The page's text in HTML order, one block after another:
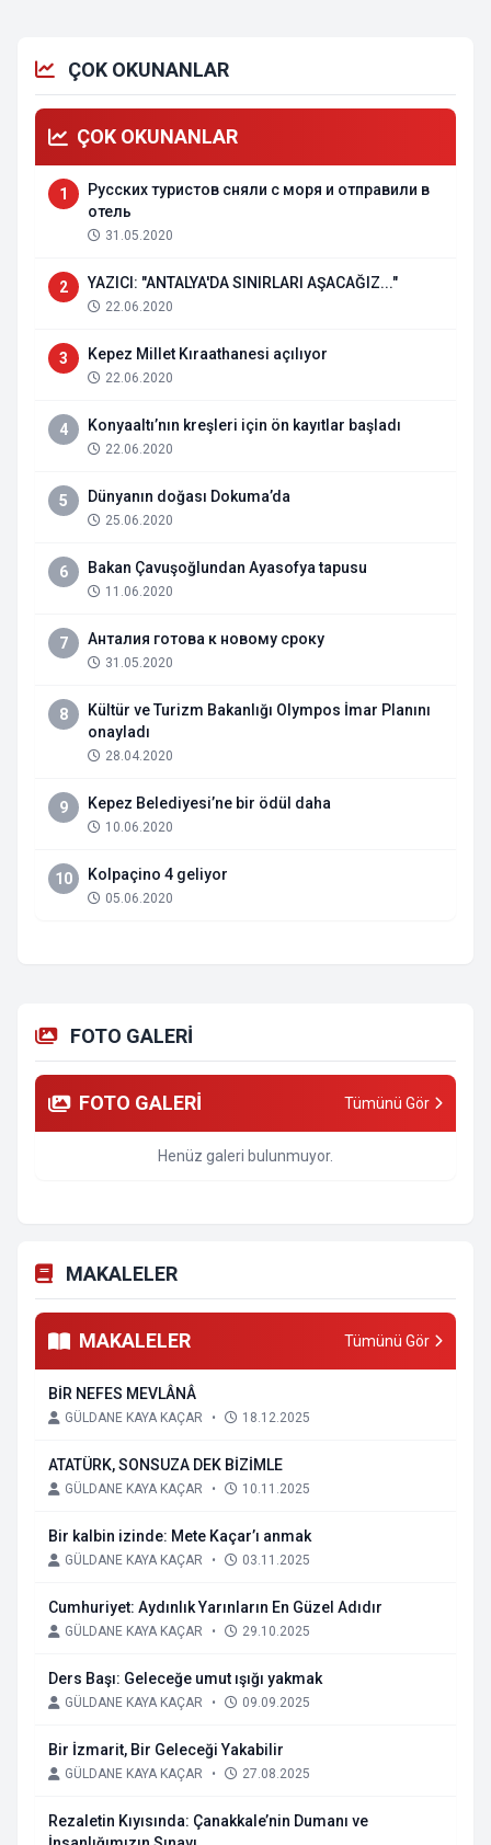
ÇOK OKUNANLAR
ÇOK OKUNANLAR
1
Русских туристов сняли с моря и отправили в
отель
31.05.2020
2 YAZICI: "ANTALYA'DA SINIRLARI AŞACAĞIZ..."
22.06.2020
3 Kepez Millet Kıraathanesi açılıyor
22.06.2020
4 Konyaaltı’nın kreşleri için ön kayıtlar başladı
22.06.2020
5 Dünyanın doğası Dokuma’da
25.06.2020
6 Bakan Çavuşoğlundan Ayasofya tapusu
11.06.2020
7 Анталия готова к новому сроку
31.05.2020
8
Kültür ve Turizm Bakanlığı Olympos İmar Planını
onayladı
28.04.2020
9 Kepez Belediyesi’ne bir ödül daha
10.06.2020
10 Kolpaçino 4 geliyor
05.06.2020
FOTO GALERİ
FOTO GALERİ Tümünü Gör
Henüz galeri bulunmuyor.
MAKALELER
MAKALELER Tümünü Gör
BİR NEFES MEVLÂNÂ
GÜLDANE KAYA KAÇAR • 18.12.2025
ATATÜRK, SONSUZA DEK BİZİMLE
GÜLDANE KAYA KAÇAR • 10.11.2025
Bir kalbin izinde: Mete Kaçar’ı anmak
GÜLDANE KAYA KAÇAR • 03.11.2025
Cumhuriyet: Aydınlık Yarınların En Güzel Adıdır
GÜLDANE KAYA KAÇAR • 29.10.2025
Ders Başı: Geleceğe umut ışığı yakmak
GÜLDANE KAYA KAÇAR • 09.09.2025
Bir İzmarit, Bir Geleceği Yakabilir
GÜLDANE KAYA KAÇAR • 27.08.2025
Rezaletin Kıyısında: Çanakkale’nin Dumanı ve